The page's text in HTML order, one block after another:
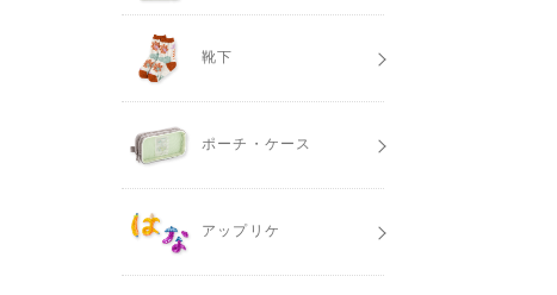
靴下
ポーチ・ケース
アップリケ